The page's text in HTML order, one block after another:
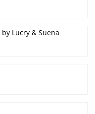
Lucry & Suena